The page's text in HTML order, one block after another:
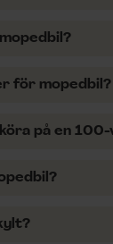
för mopedbil?
på en 100-